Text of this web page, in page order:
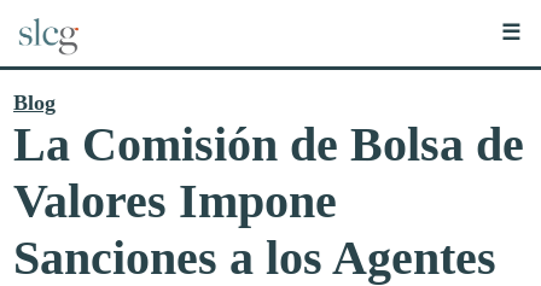
☰
Blog
La Comisión de Bolsa de
Valores Impone
Sanciones a los Agentes